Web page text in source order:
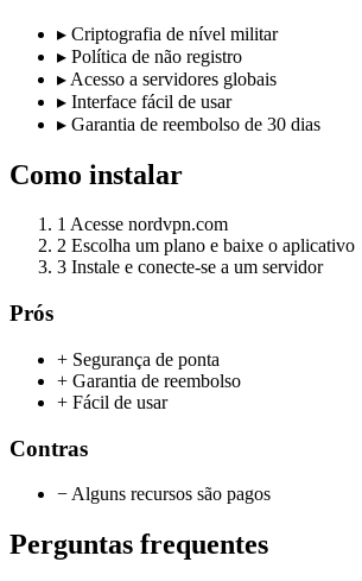
▸ Criptografia de nível militar
▸ Política de não registro
▸ Acesso a servidores globais
▸ Interface fácil de usar
▸ Garantia de reembolso de 30 dias
Como instalar
1 Acesse nordvpn.com
2 Escolha um plano e baixe o aplicativo
3 Instale e conecte-se a um servidor
Prós
+ Segurança de ponta
+ Garantia de reembolso
+ Fácil de usar
Contras
− Alguns recursos são pagos
Perguntas frequentes